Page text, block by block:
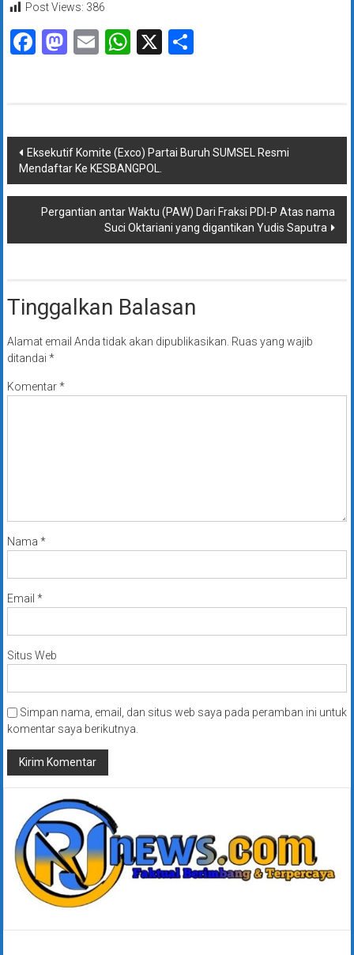
Post Views: 386
Facebook
Mastodon
EmailWhatsApp
X Share
Navigasi
pos
Eksekutif Komite (Exco) Partai Buruh SUMSEL Resmi
Mendaftar Ke KESBANGPOL.
Pergantian antar Waktu (PAW) Dari Fraksi PDI-P Atas nama
Suci Oktariani yang digantikan Yudis Saputra
Tinggalkan Balasan
Alamat email Anda tidak akan dipublikasikan. Ruas yang wajib
ditandai *
Komentar*
Nama *
Email *
Situs Web
Simpan nama, email, dan situs web saya pada peramban ini untuk
komentar saya berikutnya.